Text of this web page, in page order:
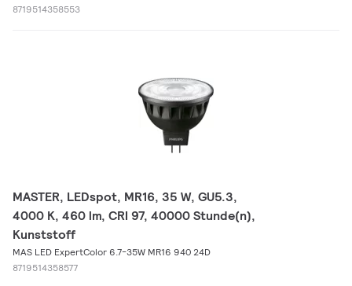
8719514358553
MASTER, LEDspot, MR16, 35 W, GU5.3,
4000 K, 460 lm, CRI 97, 40000 Stunde(n),
Kunststoff
MAS LED ExpertColor 6.7-35W MR16 940 24D
8719514358577